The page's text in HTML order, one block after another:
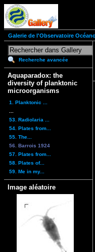
Galerie de l'Observatoire
Recherche avancée
Aquaparadox: the
diversity of planktonic
microorganisms
1. Planktonic ...
53. Radiolaria ...
54. Plates from...
55. The...
56. Barrois 1924
57. Plates from...
58. Plates of...
59. Me in my...
Image aléatoire